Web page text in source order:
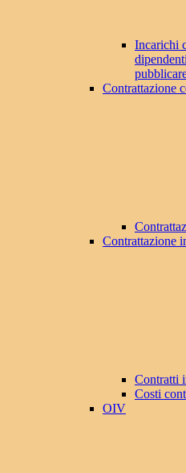
Incarichi
Contrattazione
Contrattazione
Contratti
Costi
OIV